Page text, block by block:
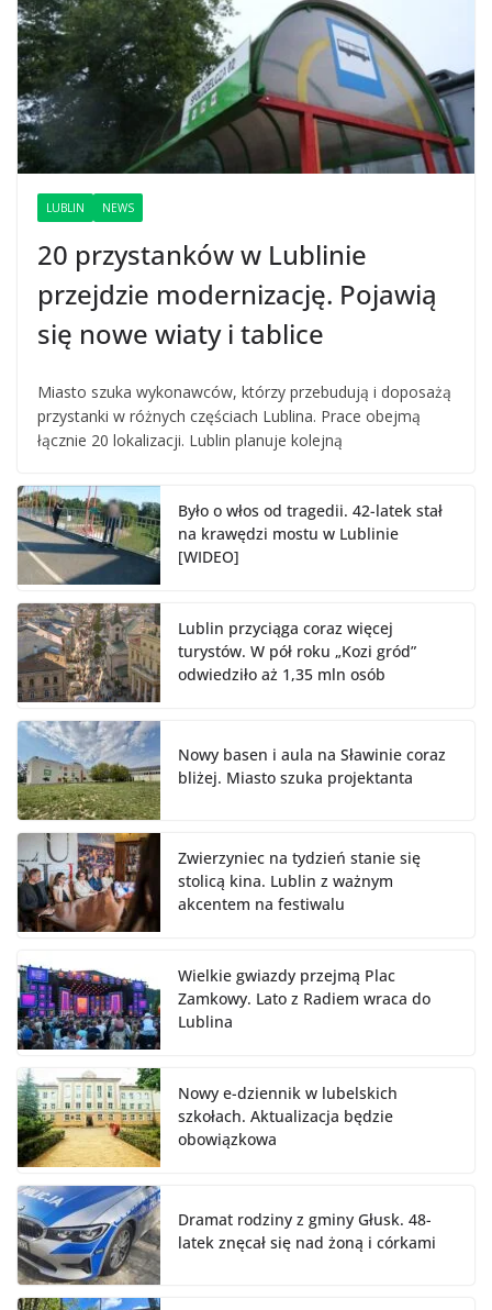
LUBLIN NEWS
20 przystanków w Lublinie
przejdzie modernizację. Pojawią
się nowe wiaty i tablice
Miasto szuka wykonawców, którzy przebudują i doposażą
przystanki w różnych częściach Lublina. Prace obejmą
łącznie 20 lokalizacji. Lublin planuje kolejną
Było o włos od tragedii. 42-latek stał
na krawędzi mostu w Lublinie
[WIDEO]
Lublin przyciąga coraz więcej
turystów. W pół roku „Kozi gród”
odwiedziło aż 1,35 mln osób
Nowy basen i aula na Sławinie coraz
bliżej. Miasto szuka projektanta
Zwierzyniec na tydzień stanie się
stolicą kina. Lublin z ważnym
akcentem na festiwalu
Wielkie gwiazdy przejmą Plac
Zamkowy. Lato z Radiem wraca do
Lublina
Nowy e-dziennik w lubelskich
szkołach. Aktualizacja będzie
obowiązkowa
Dramat rodziny z gminy Głusk. 48-
latek znęcał się nad żoną i córkami